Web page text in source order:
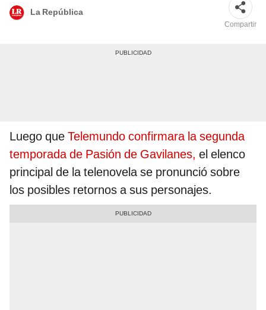
La República
Compartir
Luego que Telemundo confirmara la segunda
temporada de Pasión de Gavilanes, el elenco
principal de la telenovela se pronunció sobre
los posibles retornos a sus personajes.